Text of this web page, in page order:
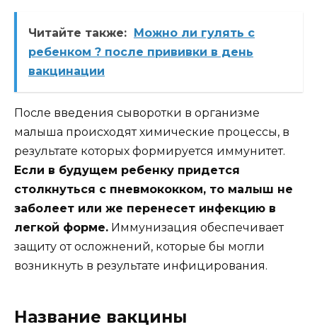
Читайте также: Можно ли гулять с
ребенком ? после прививки в день
вакцинации
После введения сыворотки в организме
малыша происходят химические процессы, в
результате которых формируется иммунитет.
Если в будущем ребенку придется
столкнуться с пневмококком, то малыш не
заболеет или же перенесет инфекцию в
легкой форме. Иммунизация обеспечивает
защиту от осложнений, которые бы могли
возникнуть в результате инфицирования.
Название вакцины